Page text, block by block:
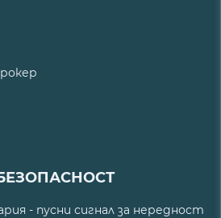
- пусни сигнал за нередност